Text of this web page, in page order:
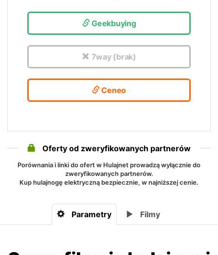
Geekbuying
7way (brak)
Ceneo
Oferty od zweryfikowanych partnerów
Porównania i linki do ofert w Hulajnet prowadzą wyłącznie do
zweryfikowanych partnerów.
Kup hulajnogę elektryczną bezpiecznie, w najniższej cenie.
Parametry Filmy